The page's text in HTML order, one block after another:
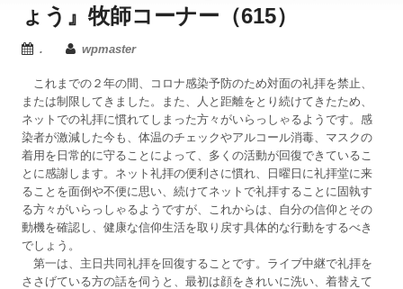
ょう』牧師コーナー（615）
. wpmaster
これまでの２年の間、コロナ感染予防のため対面の礼拝を禁止、
または制限してきました。また、人と距離をとり続けてきたため、
ネットでの礼拝に慣れてしまった方々がいらっしゃるようです。感
染者が激減した今も、体温のチェックやアルコール消毒、マスクの
着用を日常的に守ることによって、多くの活動が回復できているこ
とに感謝します。ネット礼拝の便利さに慣れ、日曜日に礼拝堂に来
ることを面倒や不便に思い、続けてネットで礼拝することに固執す
る方々がいらっしゃるようですが、これからは、自分の信仰とその
動機を確認し、健康な信仰生活を取り戻す具体的な行動をするべき
でしょう。
第一は、主日共同礼拝を回復することです。ライブ中継で礼拝を
ささげている方の話を伺うと、最初は顔をきれいに洗い、着替えて